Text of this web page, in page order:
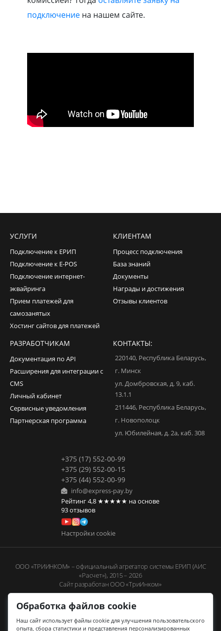
подключение на нашем сайте.
УСЛУГИ
Подключение к ЕРИП
Подключение к E-POS
Подключение интернет-
эквайринга
Прием платежей для
самозанятых
Хостинг сайтов для платежей
КЛИЕНТАМ
Процесс подключения
База знаний
Документы
Награды и достижения
Отзывы клиентов
РАЗРАБОТЧИКАМ
Документация по API
Расширения для интеграции с
CMS
Личный кабинет
Сервисные уведомления
Партнерская программа
КОНТАКТЫ:
220140, Республика Беларусь,
г. Минск
ул. Домбровская, д. 9, каб.
13.1.1
211446, Республика Беларусь,
г. Новополоцк
ул. Юбилейная, д. 2а, каб. 308
+375 (17) 552-00-99
+375 (29) 552-00-15
+375 (44) 552-00-99
info@express-pay.by
Рейтинг4,8 ★★★★★ на основе
93отзывов
Настройки cookie
ООО «ТРИИНКОМ» – официальный агрегатор системы ЕРИП (АИС
«Расчет»), 2015 – 2026
Сайт разработан ООО «ТриИнком»
Обработка файлов cookie
Наш сайт использует файлы cookie для улучшения пользовательского
опыта, сбора статистики и представления персонализированных